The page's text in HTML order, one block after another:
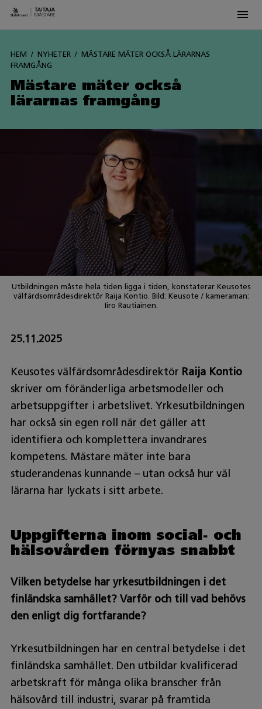
HEM NYHETER
MÄSTARE MÄTER OCKSÅ LÄRARNAS
FRAMGÅNG
Mästare mäter också
lärarnas framgång
Utbildningen måste hela tiden ligga i tiden, konstaterar Keusotes
välfärdsområdesdirektör Raija Kontio. Bild: Keusote / kameraman:
Iiro Rautiainen.
25.11.2025
Keusotes välfärdsområdesdirektör Raija Kontio
skriver om föränderliga arbetsmodeller och
arbetsuppgifter i arbetslivet. Yrkesutbildningen
har också sin egen roll när det gäller att
identifiera och komplettera invandrares
kompetens. Mästare mäter inte bara
studerandenas kunnande – utan också hur väl
lärarna har lyckats i sitt arbete.
Uppgifterna inom social- och
hälsovården förnyas snabbt
Vilken betydelse har yrkesutbildningen i det
finländska samhället? Varför och till vad behövs
den enligt dig fortfarande?
Yrkesutbildningen har en central betydelse i det
finländska samhället. Den utbildar kvalificerad
arbetskraft för många olika branscher från
hälsovård till industri, svarar på framtida